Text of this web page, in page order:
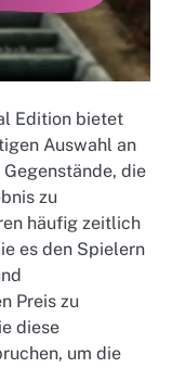
Edition bietet
Auswahl an
die
zu
häufig zeitlich
es den Spielern
Preis zu
diese
um die